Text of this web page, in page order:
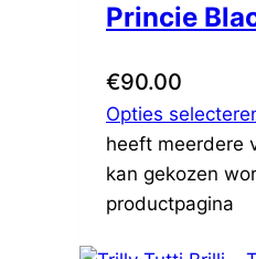
Princie
€90.00
Opties
heeft meerdere
kan gekozen
productpagina